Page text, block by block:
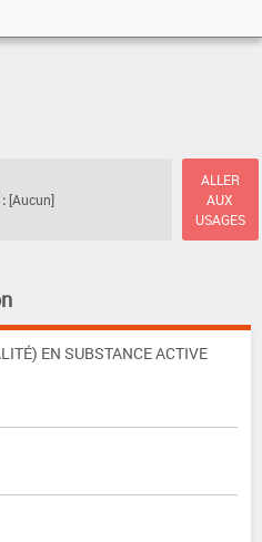
[Aucun]
ALLER
AUX
USAGES
EN SUBSTANCE ACTIVE